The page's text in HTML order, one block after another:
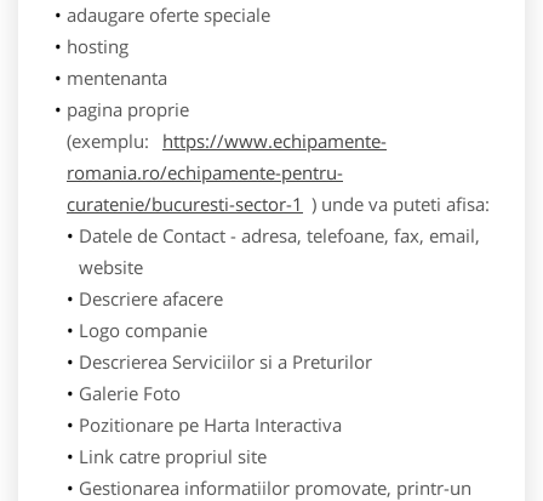
adaugare oferte speciale
hosting
mentenanta
pagina proprie
(exemplu:
https://www.echipamente-
romania.ro/echipamente-pentru-
curatenie/bucuresti-sector-1 ) unde va puteti afisa:
Datele de Contact - adresa, telefoane, fax, email,
website
Descriere afacere
Logo companie
Descrierea Serviciilor si a Preturilor
Galerie Foto
Pozitionare pe Harta Interactiva
Link catre propriul site
Gestionarea informatiilor promovate, printr-un